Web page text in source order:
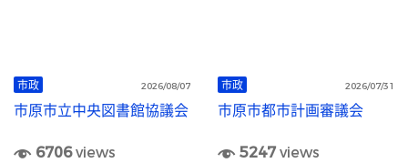
市政 2026/08/07
市原市立中央図書館協議会
6706views
市政 2026/07/31
市原市都市計画審議会
5247views